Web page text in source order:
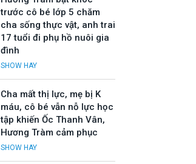
trước cô bé lớp 5 chăm
cha sống thực vật, anh trai
17 tuổi đi phụ hồ nuôi gia
đình
SHOW HAY
Cha mất thị lực, mẹ bị K
máu, cô bé vẫn nỗ lực học
tập khiến Ốc Thanh Vân,
Hương Tràm cảm phục
SHOW HAY